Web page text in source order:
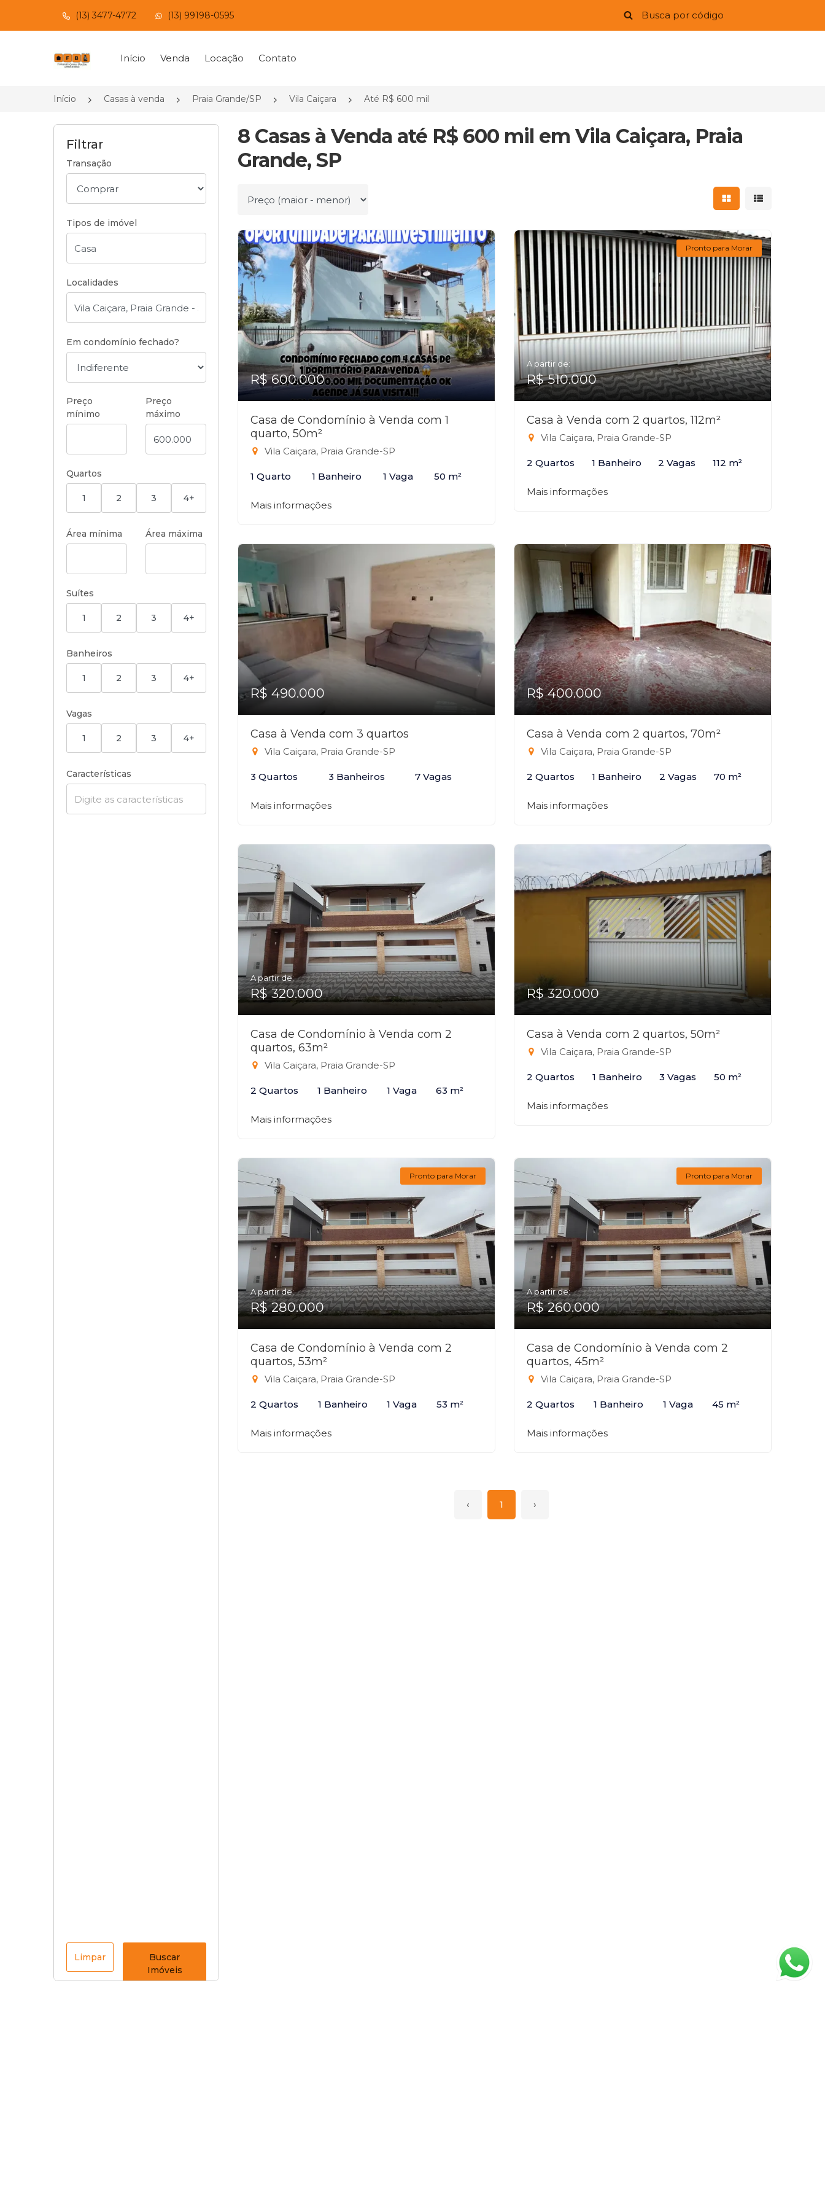
(13) 3477-4772 (13) 99198-0595
Página inicial
Início Venda Locação Contato
Início Casas à venda Praia Grande/SP Vila Caiçara Até R$ 600 mil
Filtrar
Transação
Tipos de imóvel
Localidades
Em condomínio fechado?
Preço
mínimo
Preço
máximo
Quartos
1 2 3 4+
Área mínima Área máxima
Suítes
1 2 3 4+
Banheiros
1 2 3 4+
Vagas
1 2 3 4+
Características
Limpar
Buscar
Imóveis
8 Casas à Venda até R$ 600 mil em Vila Caiçara, Praia
Grande, SP
Ordenar por Mostrar resultados
Mostrar
R$ 600.000
Casa de Condomínio à Venda com 1
quarto, 50m²
Vila Caiçara, Praia Grande-SP
1 Quarto 1 Banheiro 1 Vaga 50 m²
Mais informações
Pronto para Morar
A partir de:
R$ 510.000
Casa à Venda com 2 quartos, 112m²
Vila Caiçara, Praia Grande-SP
2 Quartos 1 Banheiro 2 Vagas 112 m²
Mais informações
R$ 490.000
Casa à Venda com 3 quartos
Vila Caiçara, Praia Grande-SP
3 Quartos 3 Banheiros 7 Vagas
Mais informações
R$ 400.000
Casa à Venda com 2 quartos, 70m²
Vila Caiçara, Praia Grande-SP
2 Quartos 1 Banheiro 2 Vagas 70 m²
Mais informações
A partir de:
R$ 320.000
Casa de Condomínio à Venda com 2
quartos, 63m²
Vila Caiçara, Praia Grande-SP
2 Quartos 1 Banheiro 1 Vaga 63 m²
Mais informações
R$ 320.000
Casa à Venda com 2 quartos, 50m²
Vila Caiçara, Praia Grande-SP
2 Quartos 1 Banheiro 3 Vagas 50 m²
Mais informações
Pronto para Morar
A partir de:
R$ 280.000
Casa de Condomínio à Venda com 2
quartos, 53m²
Vila Caiçara, Praia Grande-SP
2 Quartos 1 Banheiro 1 Vaga 53 m²
Mais informações
Pronto para Morar
A partir de:
R$ 260.000
Casa de Condomínio à Venda com 2
quartos, 45m²
Vila Caiçara, Praia Grande-SP
2 Quartos 1 Banheiro 1 Vaga 45 m²
Mais informações
‹ 1 ›